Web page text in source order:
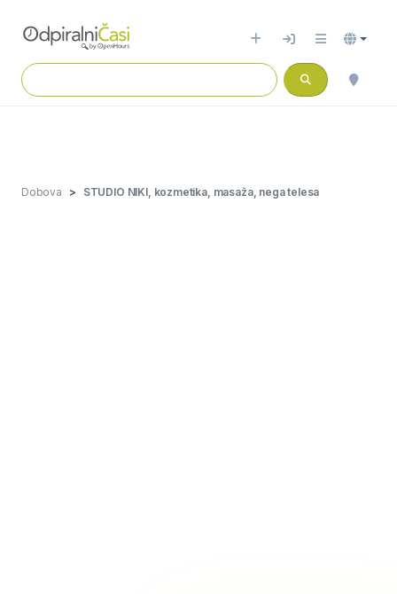
Dobova STUDIO NIKI, kozmetika, masaža, nega telesa